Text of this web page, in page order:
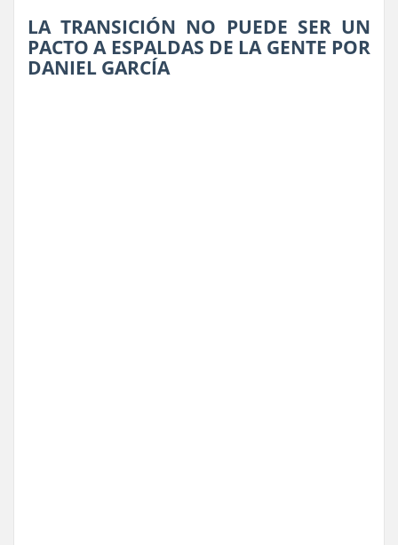
LA TRANSICIÓN NO PUEDE SER UN
PACTO A ESPALDAS DE LA GENTE POR
DANIEL GARCÍA